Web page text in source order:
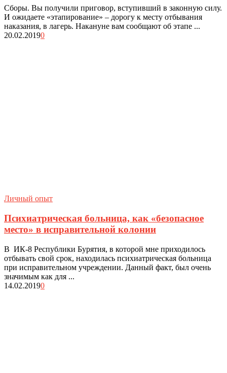
Сборы. Вы получили приговор, вступивший в законную силу.
И ожидаете «этапирование» – дорогу к месту отбывания
наказания, в лагерь. Накануне вам сообщают об этапе ...
20.02.20190
Личный опыт
Психиатрическая больница, как «безопасное
место» в исправительной колонии
В ИК-8 Республики Бурятия, в которой мне приходилось
отбывать свой срок, находилась психиатрическая больница
при исправительном учреждении. Данный факт, был очень
значимым как для ...
14.02.20190